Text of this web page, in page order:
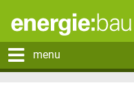
menu